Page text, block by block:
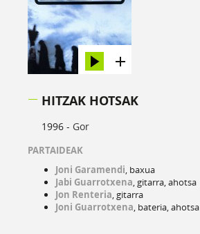
HITZAK HOTSAK
1996 - Gor
PARTAIDEAK
Joni Garamendi, baxua
Jabi Guarrotxena, gitarra, ahotsa
Jon Renteria, gitarra
Joni Guarrotxena, bateria, ahotsa